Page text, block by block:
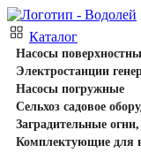
Каталог
Насосы
Электростанции
Насосы погружные
Сельхоз садовое
Заградительные
Комплектующие для